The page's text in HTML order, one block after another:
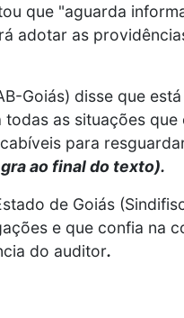
que "aguarda
adotar as
Goiás) disse que
as situações que
para
ao final do texto).
de Goiás
e que confia na
do auditor.